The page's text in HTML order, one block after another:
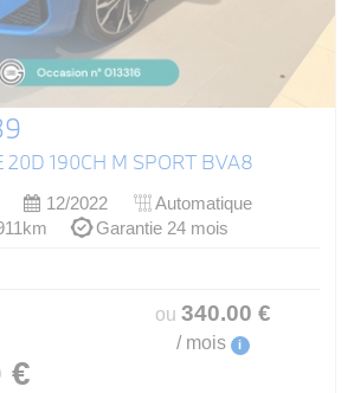
20D 190CH M SPORT BVA8
12/2022
Automatique
Garantie 24 mois
€
ou 340.00 €
/ mois i